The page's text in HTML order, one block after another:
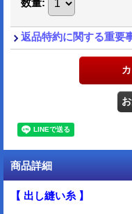
数量:
返品特約に関する重要
商品詳細
【 出し縫い糸 】